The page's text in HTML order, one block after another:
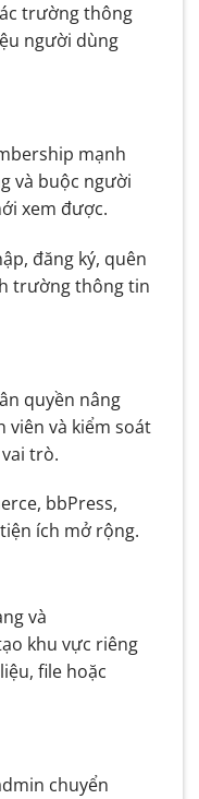
trường thông
người dùng
mạnh
và buộc người
xem được.
đăng ký, quên
trường thông tin
quyền nâng
viên và kiểm soát
trò.
bbPress,
ích mở rộng.
và
khu vực riêng
file hoặc
chuyển